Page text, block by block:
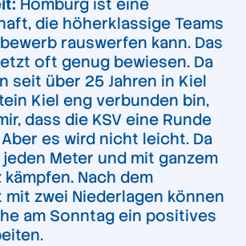
Homburg ist eine
die höherklassige Teams
rauswerfen kann. Das
oft genug bewiesen. Da
seit über 25 Jahren in Kiel
Kiel eng verbunden bin,
dass die KSV eine Runde
es wird nicht leicht. Da
Meter und mit ganzem
Nach dem
zwei Niederlagen können
am Sonntag ein positives